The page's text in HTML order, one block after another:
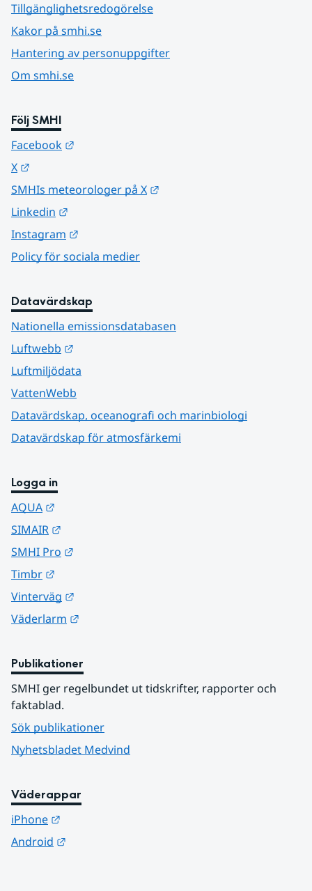
Tillgänglighetsredogörelse
Kakor på smhi.se
Hantering av personuppgifter
Om smhi.se
Följ SMHI
Facebook
X
SMHIs meteorologer på X
Linkedin
Instagram
Policy för sociala medier
Datavärdskap
Nationella emissionsdatabasen
Luftwebb
Luftmiljödata
VattenWebb
Datavärdskap, oceanografi och marinbiologi
Datavärdskap för atmosfärkemi
Logga in
AQUA
SIMAIR
SMHI Pro
Timbr
Vinterväg
Väderlarm
Publikationer
SMHI ger regelbundet ut tidskrifter, rapporter och
faktablad.
Sök publikationer
Nyhetsbladet Medvind
Väderappar
iPhone
Android